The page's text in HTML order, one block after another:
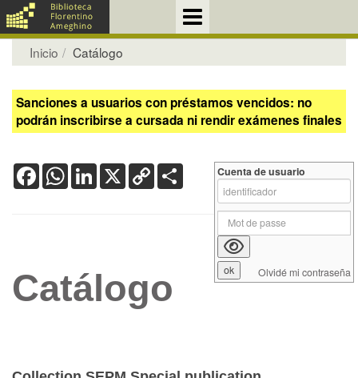
Inicio Catálogo
Sanciones a usuarios con préstamos vencidos: no
podrán inscribirse a cursada ni rendir exámenes finales
FacebookWhatsApp
LinkedIn
X Copy
Link
Catálogo
Cuenta de usuario
Olvidé mi contraseña